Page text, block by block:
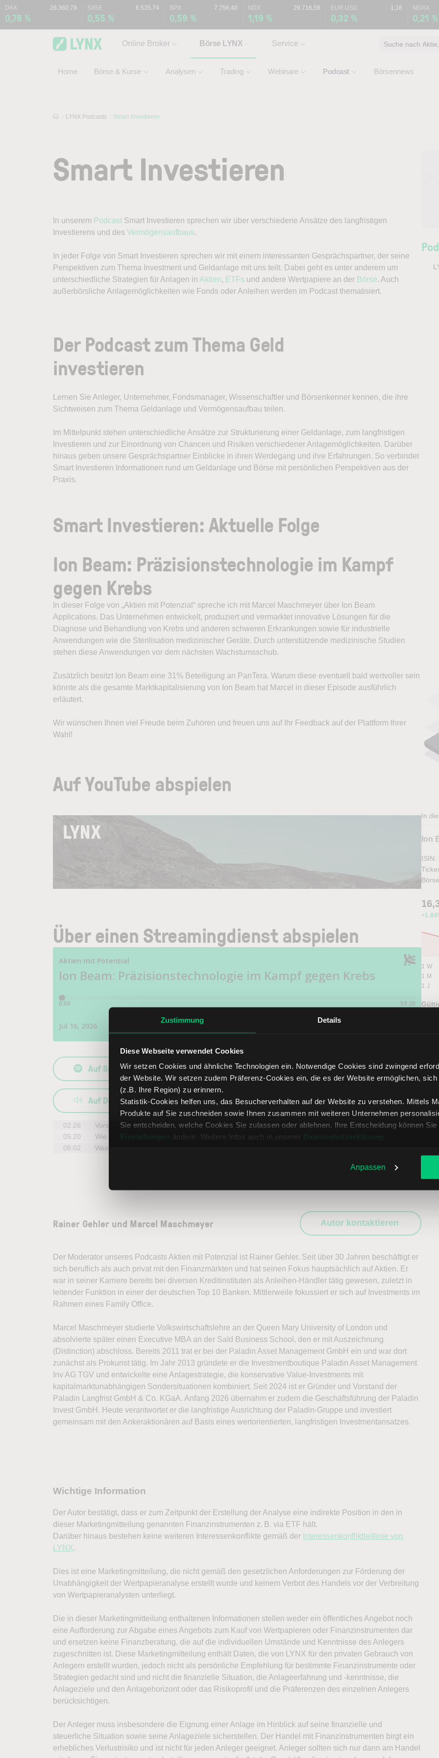
Zustimmung Details
Diese Webseite verwendet Cookies
Wir setzen Cookies und ähnliche Technologien ein. Notwendige Cookies sind zwingend
der Website. Wir setzen zudem Präferenz-Cookies ein, die es der Website ermöglichen,
(z.B. Ihre Region) zu erinnern.
Statistik-Cookies helfen uns, das Besucherverhalten auf der Website zu verstehen. Mittels
Produkte auf Sie zuschneiden sowie Ihnen zusammen mit weiteren Unternehmen
Sie entscheiden, welche Cookies Sie zulassen oder ablehnen. Ihre Entscheidung können
Einstellungen
ändern. Weitere Infos auch in unserer Datenschutzerklärung
Anpassen
Skip to main content
Skip to search
DAX 26.360,79
0,78 %
SX5E 6.535,74
0,55 %
SPX 7.756,40
0,59 %
NDX 29.716,56
1,19 %
EUR.USD 1,16
0,32 %
MDAX
0,21 %
Online Broker Börse LYNX
Home Börse & Kurse Analysen Trading Webinare Podcast Börsennews
Service Suche nach Aktie,
LYNX Podcasts Smart Investieren
Smart Investieren
In unserem Podcast Smart Investieren sprechen wir über verschiedene Ansätze des langfristigen
Investierens und des Vermögensaufbaus.
In jeder Folge von Smart Investieren sprechen wir mit einem interessanten Gesprächspartner, der seine
Perspektiven zum Thema Investment und Geldanlage mit uns teilt. Dabei geht es unter anderem um
unterschiedliche Strategien für Anlagen in Aktien, ETFs und andere Wertpapiere an der Börse. Auch
außerbörsliche Anlagemöglichkeiten wie Fonds oder Anleihen werden im Podcast thematisiert.
Der Podcast zum Thema Geld
investieren
Lernen Sie Anleger, Unternehmer, Fondsmanager, Wissenschaftler und Börsenkenner kennen, die ihre
Sichtweisen zum Thema Geldanlage und Vermögensaufbau teilen.
Im Mittelpunkt stehen unterschiedliche Ansätze zur Strukturierung einer Geldanlage, zum langfristigen
Investieren und zur Einordnung von Chancen und Risiken verschiedener Anlagemöglichkeiten. Darüber
hinaus geben unsere Gesprächspartner Einblicke in ihren Werdegang und ihre Erfahrungen. So verbindet
Smart Investieren Informationen rund um Geldanlage und Börse mit persönlichen Perspektiven aus der
Praxis.
Smart Investieren: Aktuelle Folge
Ion Beam: Präzisionstechnologie im Kampf
gegen Krebs
In dieser Folge von „Aktien mit Potenzial“ spreche ich mit Marcel Maschmeyer über Ion Beam
Applications. Das Unternehmen entwickelt, produziert und vermarktet innovative Lösungen für die
Diagnose und Behandlung von Krebs und anderen schweren Erkrankungen sowie für industrielle
Anwendungen wie die Sterilisation medizinischer Geräte. Durch unterstützende medizinische Studien
stehen diese Anwendungen vor dem nächsten Wachstumsschub.
Zusätzlich besitzt Ion Beam eine 31% Beteiligung an PanTera. Warum diese eventuell bald wertvoller sein
könnte als die gesamte Marktkapitalisierung von Ion Beam hat Marcel in dieser Episode ausführlich
erläutert.
Wir wünschen Ihnen viel Freude beim Zuhören und freuen uns auf Ihr Feedback auf der Plattform Ihrer
Wahl!
Auf YouTube abspielen
Über einen Streamingdienst abspielen
Auf Spotify anhören Auf Apple Podcast anhören
Auf Deezer anhören
02:26
Vorstellung Marcel Maschmeyer und Paladin One Fonds
05:20
Wie werden Unternehmen bewertet?
08:02
Was macht Ion Beam Applications?
Rainer Gehler und Marcel Maschmeyer Autor kontaktieren
Der Moderator unseres Podcasts Aktien mit Potenzial ist Rainer Gehler. Seit über 30 Jahren beschäftigt er
sich beruflich als auch privat mit den Finanzmärkten und hat seinen Fokus hauptsächlich auf Aktien. Er
war in seiner Karriere bereits bei diversen Kreditinstituten als Anleihen-Händler tätig gewesen, zuletzt in
leitender Funktion in einer der deutschen Top 10 Banken. Mittlerweile fokussiert er sich auf Investments im
Rahmen eines Family Office.
Marcel Maschmeyer studierte Volkswirtschaftslehre an der Queen Mary University of London und
absolvierte später einen Executive MBA an der Saïd Business School, den er mit Auszeichnung
(Distinction) abschloss. Bereits 2011 trat er bei der Paladin Asset Management GmbH ein und war dort
zunächst als Prokurist tätig. Im Jahr 2013 gründete er die Investmentboutique Paladin Asset Management
Inv AG TGV und entwickelte eine Anlagestrategie, die konservative Value-Investments mit
kapitalmarktunabhängigen Sondersituationen kombiniert. Seit 2024 ist er Gründer und Vorstand der
Paladin Langfrist GmbH & Co. KGaA. Anfang 2026 übernahm er zudem die Geschäftsführung der Paladin
Invest GmbH. Heute verantwortet er die langfristige Ausrichtung der Paladin-Gruppe und investiert
gemeinsam mit den Ankeraktionären auf Basis eines wertorientierten, langfristigen Investmentansatzes.
In
Ion
ISIN:
1 W
1 M
1 J
Alle